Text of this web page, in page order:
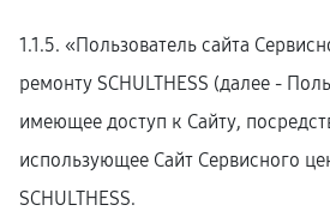
1.1.5. «Пользователь сайта
ремонту SCHULTHESS (далее ‑
имеющее доступ к Сайту,
использующее Сайт Сервисного
SCHULTHESS.